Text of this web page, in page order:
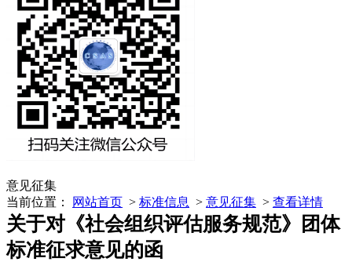
意见征集
当前位置：
网站首页 > 标准信息 > 意见征集 > 查看详情
关于对《社会组织评估服务规范》团体
标准征求意见的函